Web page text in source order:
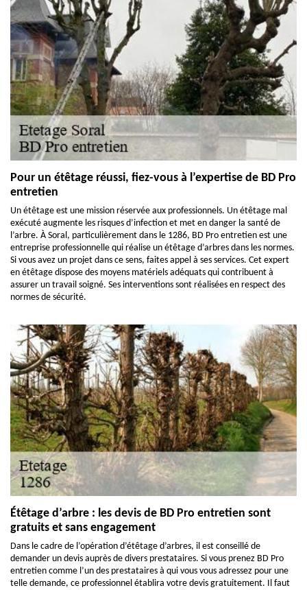
Pour un étêtage réussi, fiez-vous à l’expertise de BD Pro
entretien
Un étêtage est une mission réservée aux professionnels. Un étêtage mal
exécuté augmente les risques d’infection et met en danger la santé de
l’arbre. À Soral, particulièrement dans le 1286, BD Pro entretien est une
entreprise professionnelle qui réalise un étêtage d’arbres dans les normes.
Si vous avez un projet dans ce sens, faites appel à ses services. Cet expert
en étêtage dispose des moyens matériels adéquats qui contribuent à
assurer un travail soigné. Ses interventions sont réalisées en respect des
normes de sécurité.
Étêtage d’arbre : les devis de BD Pro entretien sont
gratuits et sans engagement
Dans le cadre de l’opération d’étêtage d’arbres, il est conseillé de
demander un devis auprès de divers prestataires. Si vous prenez BD Pro
entretien comme l’un des prestataires à qui vous vous adressez pour une
telle demande, ce professionnel établira votre devis gratuitement. Il faut